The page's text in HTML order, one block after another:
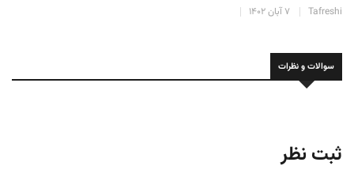
Tafreshi ۷ آبان ۱۴۰۲
سوالات و نظرات
ثبت نظر